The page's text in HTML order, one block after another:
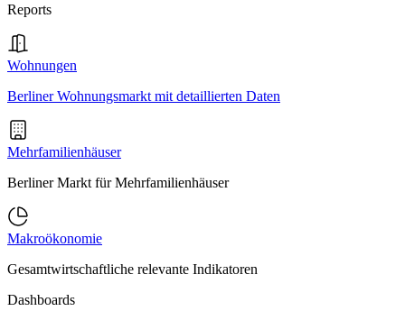
Reports
Wohnungen
Berliner Wohnungsmarkt mit detaillierten Daten
Mehrfamilienhäuser
Berliner Markt für Mehrfamilienhäuser
Makroökonomie
Gesamtwirtschaftliche relevante Indikatoren
Dashboards